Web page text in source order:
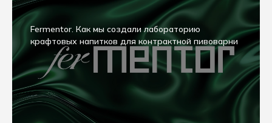
Fermentor. Как мы создали лабораторию
крафтовых напитков для контрактной пивоварни